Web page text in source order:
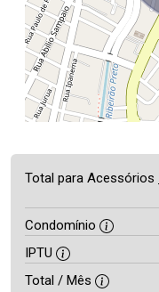
Total para Acessórios
Condomínio
IPTU
Total / Mês